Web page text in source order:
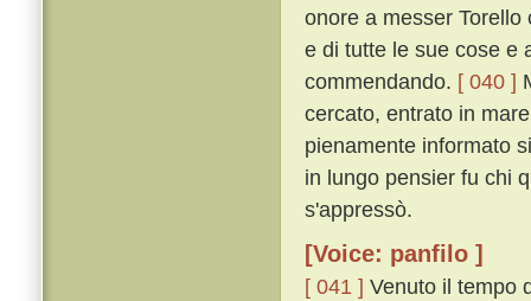
onore a messer
e di tutte le sue cose e
commendando. [ 040 ]
cercato, entrato in
pienamente informato
in lungo pensier fu chi
s'appressò.
[Voice: panfilo ]
[ 041 ] Venuto il tempo